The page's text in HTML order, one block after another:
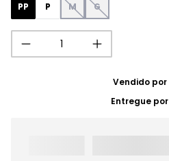
PP P M G
Vendido por
Entregue por